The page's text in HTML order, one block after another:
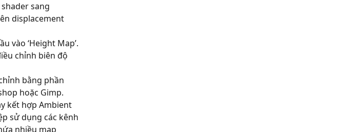
sang
displacement
vào ‘Height Map’.
chỉnh biên độ
bằng phần
hoặc Gimp.
kết hợp Ambient
sử dụng các kênh
nhiều map